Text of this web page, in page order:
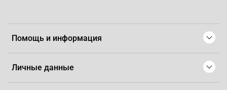
Помощь и информация
Личные данные